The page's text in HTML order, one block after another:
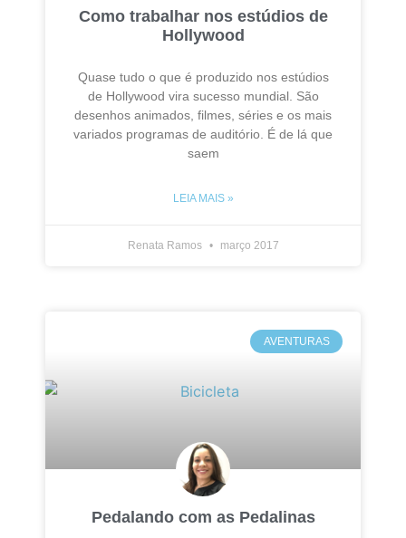
Como trabalhar nos estúdios de
Hollywood
Quase tudo o que é produzido nos estúdios
de Hollywood vira sucesso mundial. São
desenhos animados, filmes, séries e os mais
variados programas de auditório. É de lá que
saem
LEIA MAIS »
Renata Ramos março 2017
AVENTURAS
Pedalando com as Pedalinas